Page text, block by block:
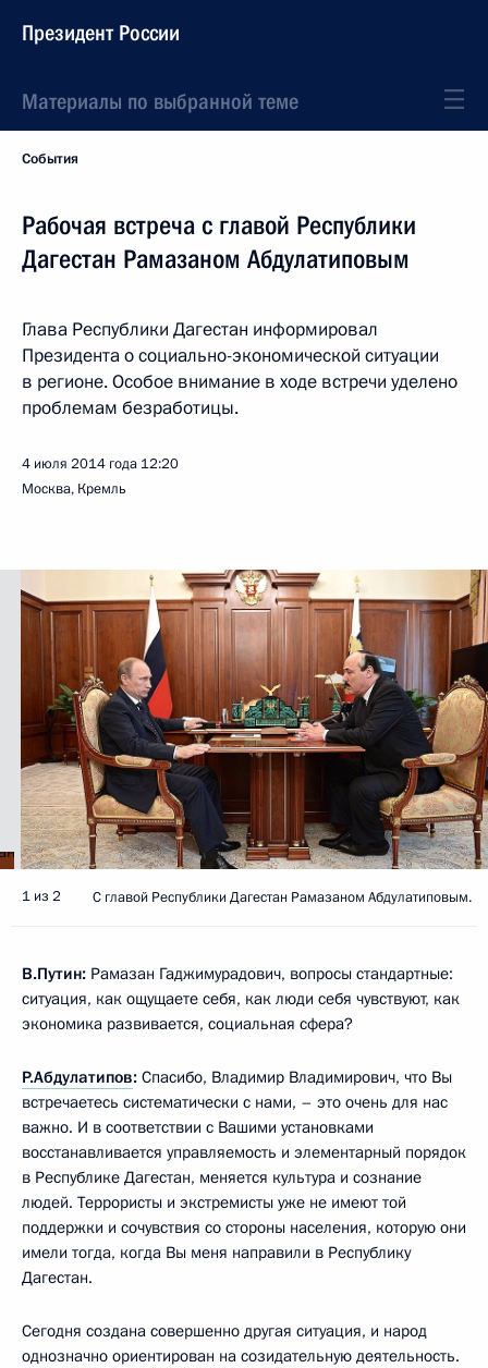
Президент России
Материалы по выбранной теме
События
Рабочая встреча с главой Республики
Дагестан Рамазаном Абдулатиповым
Глава Республики Дагестан информировал
Президента о социально-экономической ситуации
в регионе. Особое внимание в ходе встречи уделено
проблемам безработицы.
4 июля 2014 года 12:20
Москва, Кремль
1 из 2 С главой Республики Дагестан Рамазаном Абдулатиповым.
В.Путин: Рамазан Гаджимурадович, вопросы стандартные:
ситуация, как ощущаете себя, как люди себя чувствуют, как
экономика развивается, социальная сфера?
Р.Абдулатипов: Спасибо, Владимир Владимирович, что Вы
встречаетесь систематически с нами, – это очень для нас
важно. И в соответствии с Вашими установками
восстанавливается управляемость и элементарный порядок
в Республике Дагестан, меняется культура и сознание
людей. Террористы и экстремисты уже не имеют той
поддержки и сочувствия со стороны населения, которую они
имели тогда, когда Вы меня направили в Республику
Дагестан.
Сегодня создана совершенно другая ситуация, и народ
однозначно ориентирован на созидательную деятельность.